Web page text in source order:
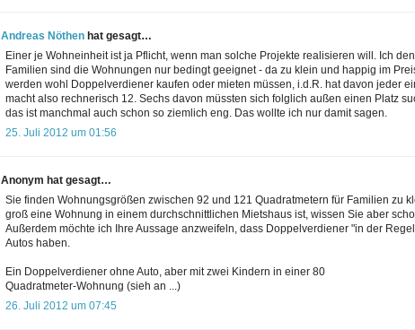
Andreas Nöthen hat gesagt…
Einer je Wohneinheit ist ja Pflicht, wenn man solche Projekte realisieren will. Ich
Familien sind die Wohnungen nur bedingt geeignet - da zu klein und happig im
werden wohl Doppelverdiener kaufen oder mieten müssen, i.d.R. hat davon jeder
macht also rechnerisch 12. Sechs davon müssten sich folglich außen einen Platz
das ist manchmal auch schon so ziemlich eng. Das wollte ich nur damit sagen.
25. Juli 2012 um 01:56
Anonym hat gesagt…
Sie finden Wohnungsgrößen zwischen 92 und 121 Quadratmetern für Familien zu
groß eine Wohnung in einem durchschnittlichen Mietshaus ist, wissen Sie aber
Außerdem möchte ich Ihre Aussage anzweifeln, dass Doppelverdiener "in der
Autos haben.
Ein Doppelverdiener ohne Auto, aber mit zwei Kindern in einer 80
Quadratmeter-Wohnung (sieh an ...)
26. Juli 2012 um 07:45